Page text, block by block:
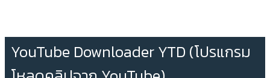
YouTube Downloader YTD (โปรแกรม